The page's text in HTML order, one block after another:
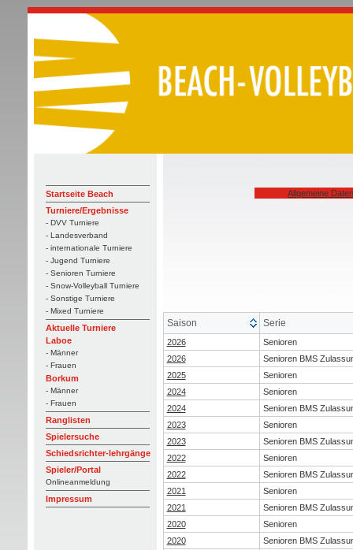
Startseite Beach
Turniere/Ergebnisse
- DVV Turniere
- Landesverband
- internationale Turniere
- Jugend Turniere
- Senioren Turniere
- Snow-Volleyball Turniere
- Sonstige Turniere
- Mixed Turniere
Aktuelle Turniere
Laboe
- Männer
- Frauen
Borkum
- Männer
- Frauen
Ranglisten
Spielersuche
Schiedsrichter-lehrgänge
Spieler/Portal
Onlineanmeldung
Impressum
Allgemeine
Saison Serie
2026
Senioren
2026
Senioren BMS
2025
Senioren
2024
Senioren
2024
Senioren BMS
2023
Senioren
2023
Senioren BMS
2022
Senioren
2022
Senioren BMS
2021
Senioren
2021
Senioren BMS
2020
Senioren
2020
Senioren BMS